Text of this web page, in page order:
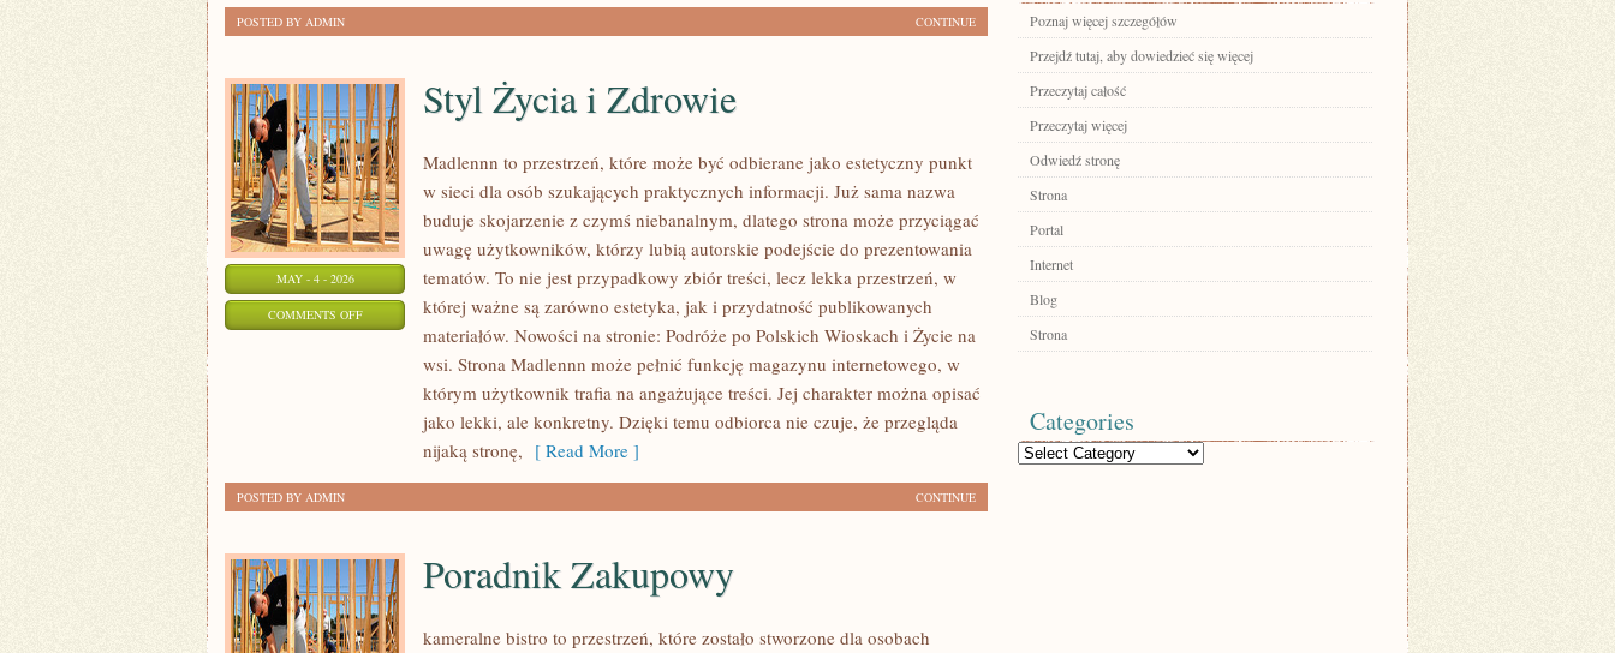
CONTINUE
POSTED BY ADMIN
MAY - 4 - 2026
COMMENTS OFFON
Styl Życia i Zdrowie
Madlennn to przestrzeń, które może być odbierane jako estetyczny punkt
w sieci dla osób szukających praktycznych informacji. Już sama nazwa
buduje skojarzenie z czymś niebanalnym, dlatego strona może przyciągać
uwagę użytkowników, którzy lubią autorskie podejście do prezentowania
tematów. To nie jest przypadkowy zbiór treści, lecz lekka przestrzeń, w
której ważne są zarówno estetyka, jak i przydatność publikowanych
materiałów. Nowości na stronie: Podróże po Polskich Wioskach i Życie na
wsi. Strona Madlennn może pełnić funkcję magazynu internetowego, w
którym użytkownik trafia na angażujące treści. Jej charakter można opisać
jako lekki, ale konkretny. Dzięki temu odbiorca nie czuje, że przegląda
nijaką stronę, [ Read More ]
CONTINUE
POSTED BY ADMIN
Poradnik Zakupowy
kameralne bistro to przestrzeń, które zostało stworzone dla osobach
Poznaj więcej szczegółów
Przejdź tutaj, aby dowiedzieć się więcej
Przeczytaj całość
Przeczytaj więcej
Odwiedź stronę
Strona
Portal
Internet
Blog
Strona
Categories
Categories